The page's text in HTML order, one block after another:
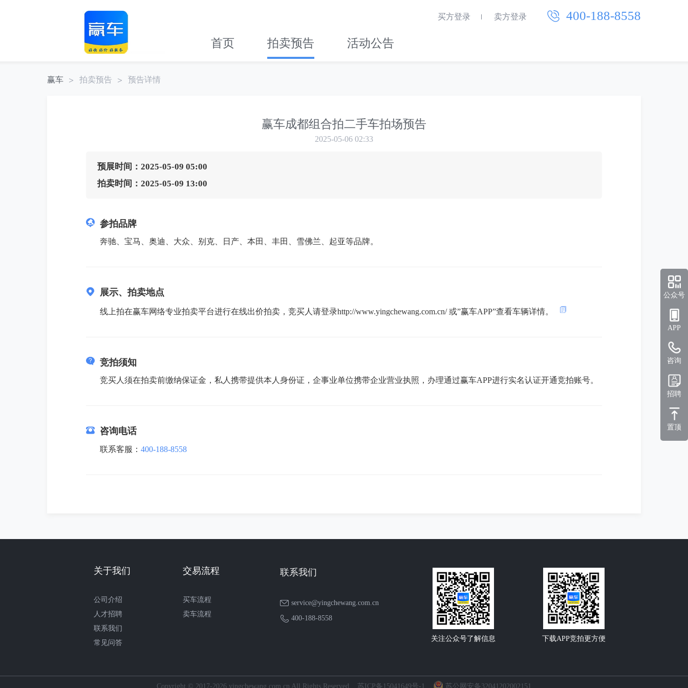
400-188-8558
买方登录 卖方登录
首页 拍卖预告 活动公告
赢车 拍卖预告 预告详情
赢车成都组合拍二手车拍场预告
2025-05-06 02:33
预展时间：2025-05-09 05:00
拍卖时间：2025-05-09 13:00
参拍品牌
奔驰、宝马、奥迪、大众、别克、日产、本田、丰田、雪佛兰、起亚等品牌。
展示、拍卖地点
线上拍在赢车网络专业拍卖平台进行在线出价拍卖，竞买人请登录http://www.yingchewang.com.cn/ 或”赢车APP”查看车辆详情。
竞拍须知
竞买人须在拍卖前缴纳保证金，私人携带提供本人身份证，企事业单位携带企业营业执照，办理通过赢车APP进行实名认证开通竞拍账号。
咨询电话
联系客服： 400-188-8558
关于我们
公司介绍
人才招聘
联系我们
常见问答
交易流程
买车流程
卖车流程
联系我们
service@yingchewang.com.cn
400-188-8558
关注公众号了解信息 下载APP竞拍更方便
Copyright © 2017-2026 yingchewang.com.cn All Rights Reserved 苏ICP备15041649号-1 苏公网安备32041202002151
公众号
APP
咨询
招聘
置顶